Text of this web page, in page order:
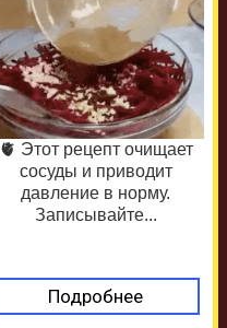
🫀 Этот рецепт очищает
сосуды и приводит
давление в норму.
Записывайте...
Подробнее